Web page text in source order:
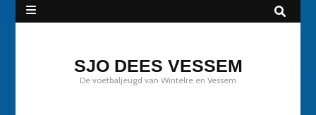
SJO DEES VESSEM
De voetbaljeugd van Wintelre en Vessem